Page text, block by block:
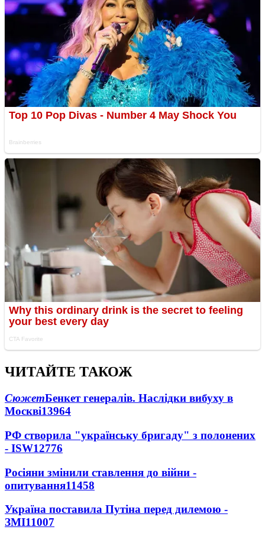
ЧИТАЙТЕ ТАКОЖ
СюжетБенкет генералів. Наслідки вибуху в
Москві13964
РФ створила "українську бригаду" з полонених
- ISW12776
Росіяни змінили ставлення до війни -
опитування11458
Україна поставила Путіна перед дилемою -
ЗМІ11007